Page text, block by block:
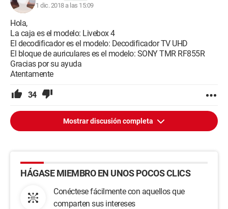
1 dic. 2018 a las 15:09
Hola,
La caja es el modelo: Livebox 4
El decodificador es el modelo: Decodificador TV UHD
El bloque de auriculares es el modelo: SONY TMR RF855R
Gracias por su ayuda
Atentamente
34
Mostrar discusión completa
HÁGASE MIEMBRO EN UNOS POCOS CLICS
Conéctese fácilmente con aquellos que
comparten sus intereses